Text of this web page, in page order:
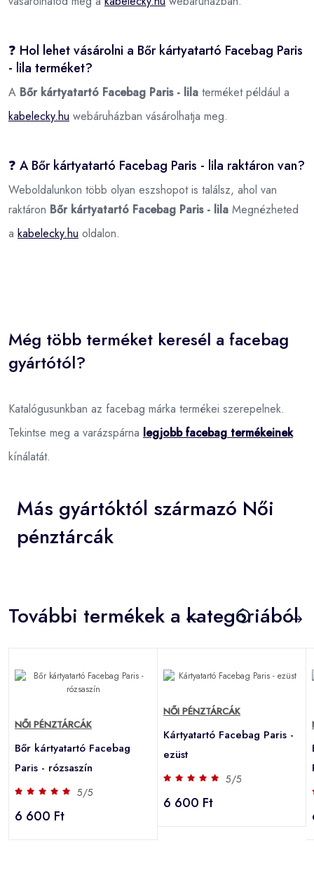
❓ Hol lehet vásárolni a Bőr kártyatartó Facebag Paris
- lila terméket?
A Bőr kártyatartó Facebag Paris - lila terméket például a
kabelecky.hu webáruházban vásárolhatja meg.
❓ A Bőr kártyatartó Facebag Paris - lila raktáron van?
Weboldalunkon több olyan eszshopot is találsz, ahol van
raktáron Bőr kártyatartó Facebag Paris - lila Megnézheted
a kabelecky.hu oldalon.
Még több terméket keresél a facebag
gyártótól?
Katalógusunkban az facebag márka termékei szerepelnek.
Tekintse meg a varázspárna legjobb facebag termékeinek
kínálatát.
Más gyártóktól származó Női
pénztárcák
További termékek a kategóriából
NŐI PÉNZTÁRCÁK
Bőr kártyatartó Facebag
Paris - rózsaszín
5/5
6 600 Ft
NŐI PÉNZTÁRCÁK
Kártyatartó Facebag Paris -
ezüst
5/5
6 600 Ft